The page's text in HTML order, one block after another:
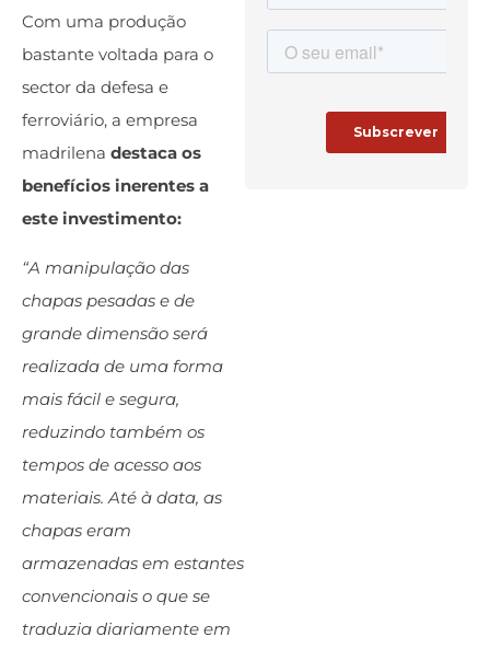
Com uma produção
bastante voltada para o
sector da defesa e
ferroviário, a empresa
madrilena destaca os
benefícios inerentes a
este investimento:
“A manipulação das
chapas pesadas e de
grande dimensão será
realizada de uma forma
mais fácil e segura,
reduzindo também os
tempos de acesso aos
materiais. Até à data, as
chapas eram
armazenadas em estantes
convencionais o que se
traduzia diariamente em